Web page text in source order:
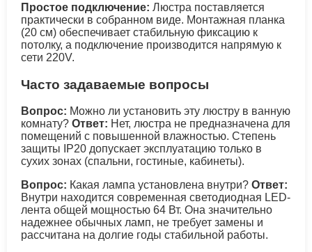
Простое подключение: Люстра поставляется
практически в собранном виде. Монтажная планка
(20 см) обеспечивает стабильную фиксацию к
потолку, а подключение производится напрямую к
сети 220V.
Часто задаваемые вопросы
Вопрос: Можно ли установить эту люстру в ванную
комнату? Ответ: Нет, люстра не предназначена для
помещений с повышенной влажностью. Степень
защиты IP20 допускает эксплуатацию только в
сухих зонах (спальни, гостиные, кабинеты).
Вопрос: Какая лампа установлена внутри? Ответ:
Внутри находится современная светодиодная LED-
лента общей мощностью 64 Вт. Она значительно
надежнее обычных ламп, не требует замены и
рассчитана на долгие годы стабильной работы.